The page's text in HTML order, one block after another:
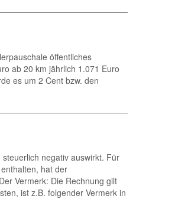
öffentliches
ab 20 km jährlich 1.071 Euro
es um 2 Cent bzw. den
negativ auswirkt. Für
hat der
Vermerk: Die Rechnung gilt
ist z.B. folgender Vermerk in